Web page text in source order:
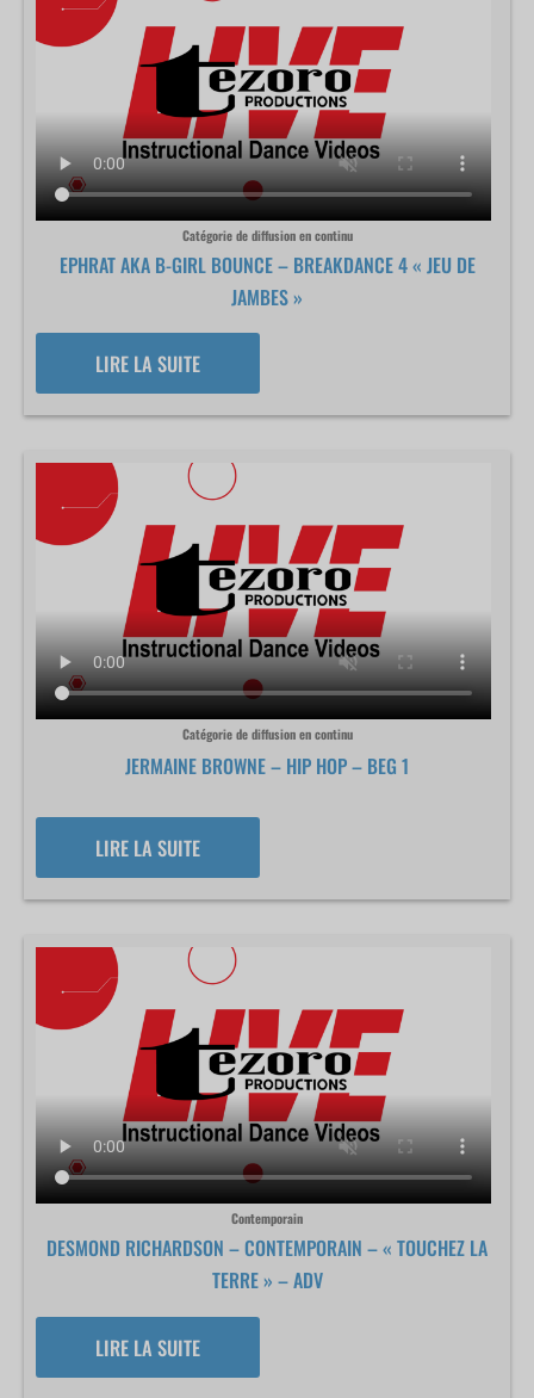
Catégorie de diffusion en continu
EPHRAT AKA B-GIRL BOUNCE – BREAKDANCE 4 « JEU DE
JAMBES »
LIRE LA SUITE
Catégorie de diffusion en continu
JERMAINE BROWNE – HIP HOP – BEG 1
LIRE LA SUITE
Contemporain
DESMOND RICHARDSON – CONTEMPORAIN – « TOUCHEZ LA
TERRE » – ADV
LIRE LA SUITE